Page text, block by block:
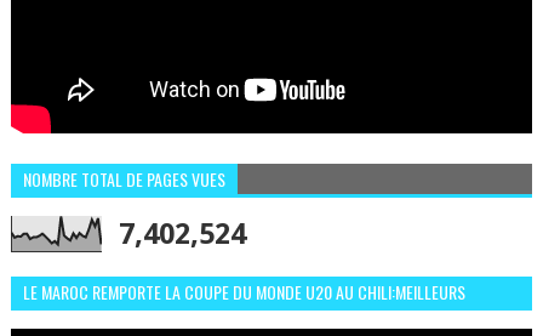
NOMBRE TOTAL DE PAGES VUES
7,402,524
LE MAROC REMPORTE LA COUPE DU MONDE U20 AU CHILI:MEILLEURS